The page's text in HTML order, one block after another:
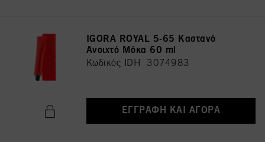
IGORA ROYAL 5-65 Καστανό
Ανοιχτό Μόκα 60 ml
Κωδικός IDH 3074983
ΕΓΓΡΑΦΉ ΚΑΙ ΑΓΟΡΆ